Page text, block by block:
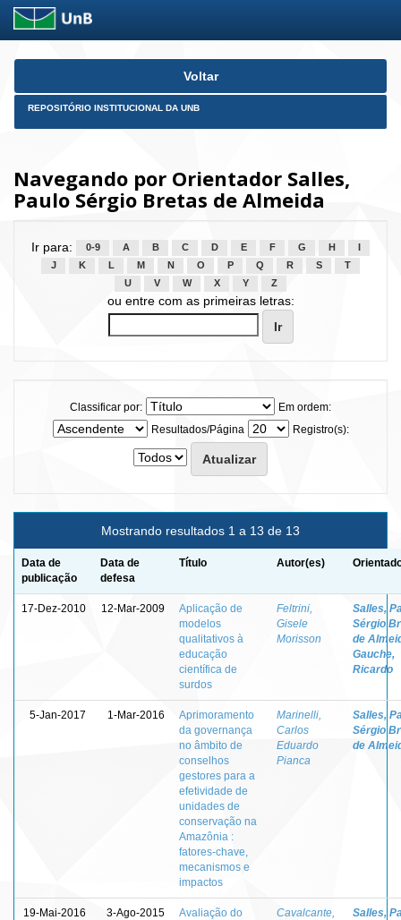
Skip
Voltar
REPOSITÓRIO INSTITUCIONAL DA UNB
Navegando por Orientador Salles,
Paulo Sérgio Bretas de Almeida
Ir para: 0-9 A B C D E F G H
J
K L M N O P Q R S
T
U
V W X Y Z
ou entre com as primeiras letras:
Classificar por:
Em ordem:
Resultados/Página
Registro(s):
Mostrando resultados 1 a 13 de 13
Data de
publicação
Data de
defesa
Título Autor(es)
17-Dez-2010 12-Mar-2009
Aplicação de
modelos
qualitativos à
educação
científica de
surdos
Feltrini,
Gisele
Morisson
Salles,
Sérgio
de
Gauche,
Ricardo
5-Jan-2017 1-Mar-2016
Aprimoramento
da governança
no âmbito de
conselhos
gestores para a
efetividade de
unidades de
conservação na
Amazônia :
fatores-chave,
mecanismos e
impactos
Marinelli,
Carlos
Eduardo
Pianca
Salles,
Sérgio
de
19-Mai-2016 3-Ago-2015
Avaliação do
Cavalcante,
Salles,